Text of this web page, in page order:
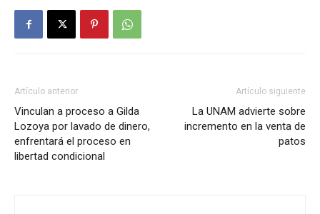
Artículo anterior
Vinculan a proceso a Gilda
Lozoya por lavado de dinero,
enfrentará el proceso en
libertad condicional
Artículo siguiente
La UNAM advierte sobre
incremento en la venta de
patos